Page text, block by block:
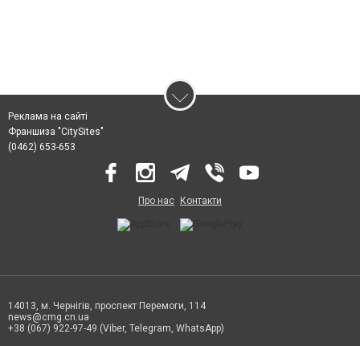
Реклама на сайті
Франшиза "CitySites"
(0462) 653-653
Про нас Контакти
14013, м. Чернігів, проспект Перемоги, 114
news@cmg.cn.ua
+38 (067) 922-97-49 (Viber, Telegram, WhatsApp)